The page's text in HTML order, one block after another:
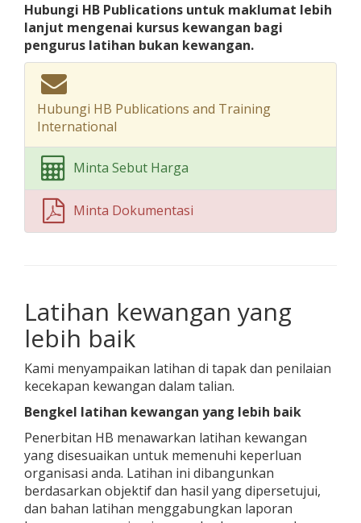
Hubungi HB Publications untuk maklumat lebih
lanjut mengenai kursus kewangan bagi
pengurus latihan bukan kewangan.
Hubungi HB Publications and Training
International
Minta Sebut Harga
Minta Dokumentasi
Latihan kewangan yang
lebih baik
Kami menyampaikan latihan di tapak dan penilaian
kecekapan kewangan dalam talian.
Bengkel latihan kewangan yang lebih baik
Penerbitan HB menawarkan latihan kewangan
yang disesuaikan untuk memenuhi keperluan
organisasi anda. Latihan ini dibangunkan
berdasarkan objektif dan hasil yang dipersetujui,
dan bahan latihan menggabungkan laporan